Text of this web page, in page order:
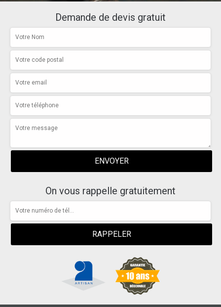
Demande de devis gratuit
On vous rappelle gratuitement